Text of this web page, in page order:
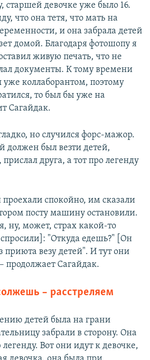
старшей девочке уже было 16.
что она тетя, что мать на
и она забрала детей
домой. Благодаря фотошопу я
живую печать, что не
документы. К тому времени
коллаборантом, поэтому
то был бы уже на
Сагайдак.
но случился форс-мажор.
должен был везти детей,
друга, а тот про легенду
спокойно, им сказали
посту машину остановили.
ну, может, страх какой-то
"Откуда едешь?" [Он
приюта везу детей". И тут они
продолжает Сагайдак.
– расстреляем
детей была на грани
забрали в сторону. Она
Вот они идут к девочке,